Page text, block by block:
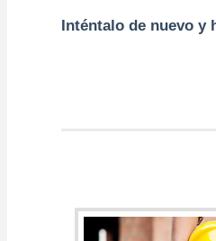
Inténtalo de nuevo y